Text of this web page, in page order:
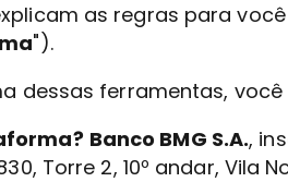
as regras para
").
dessas ferramentas,
Banco BMG S.A.,
Torre 2, 10º andar, Vila